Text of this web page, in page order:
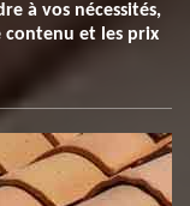
à vos nécessités,
contenu et les prix